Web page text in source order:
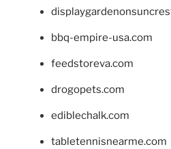
bbq-empire-usa.com
feedstoreva.com
drogopets.com
ediblechalk.com
tabletennisnearme.com